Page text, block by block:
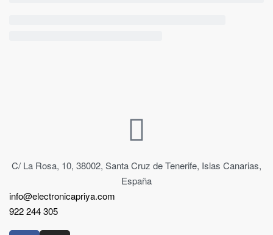
C/ La Rosa, 10, 38002, Santa Cruz de Tenerife, Islas Canarias,
España
info@electronicapriya.com
922 244 305